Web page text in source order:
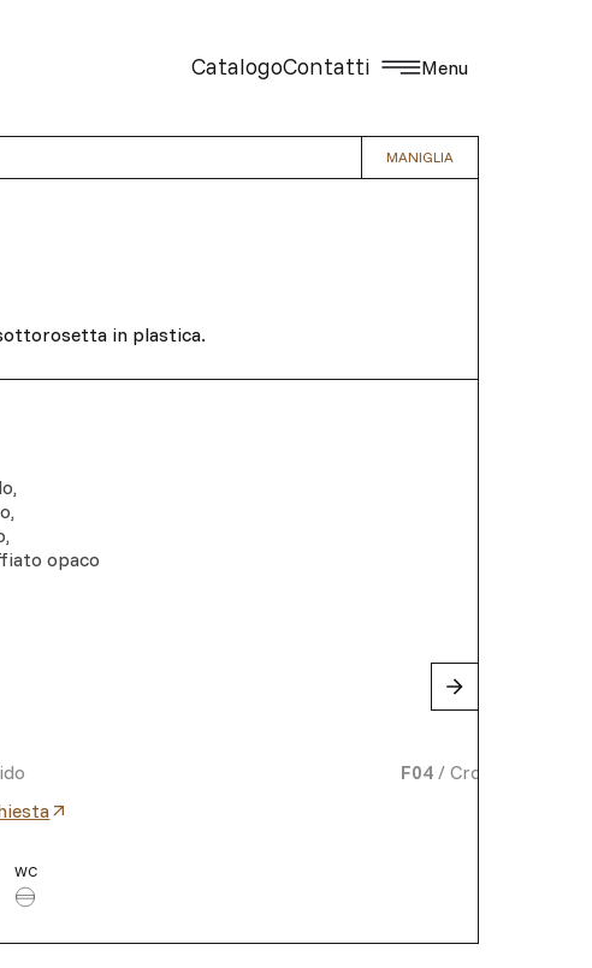
CatalogoContatti Menu
MANIGLIA
in plastica.
,
,
,
opaco
F04 /Cromo lucido
WC